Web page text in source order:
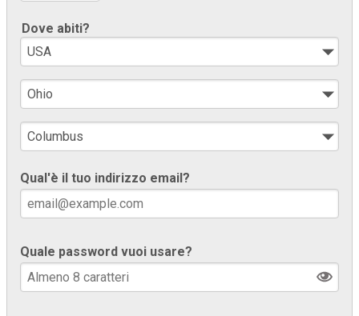
Dove abiti?
Qual'è il tuo indirizzo email?
Quale password vuoi usare?